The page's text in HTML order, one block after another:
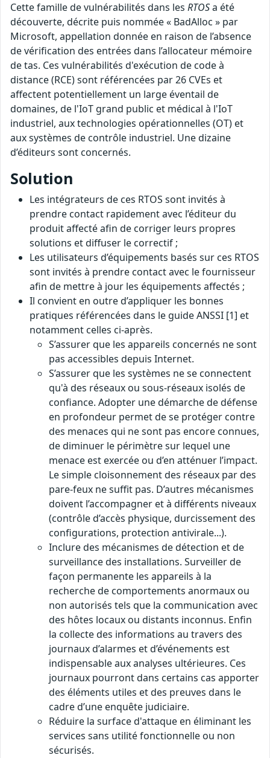
Cette famille de vulnérabilités dans les RTOSa été
découverte, décrite puis nommée « BadAlloc » par
Microsoft, appellation donnée en raison de l’absence
de vérification des entrées dans l’allocateur mémoire
de tas. Ces vulnérabilités d'exécution de code à
distance (RCE) sont référencées par 26 CVEs et
affectent potentiellement un large éventail de
domaines, de l'IoT grand public et médical à l'IoT
industriel, aux technologies opérationnelles (OT) et
aux systèmes de contrôle industriel. Une dizaine
d’éditeurs sont concernés.
Solution
Les intégrateurs de ces RTOS sont invités à
prendre contact rapidement avec l’éditeur du
produit affecté afin de corriger leurs propres
solutions et diffuser le correctif ;
Les utilisateurs d’équipements basés sur ces RTOS
sont invités à prendre contact avec le fournisseur
afin de mettre à jour les équipements affectés ;
Il convient en outre d’appliquer les bonnes
pratiques référencées dans le guide ANSSI [1] et
notamment celles ci-après.
S’assurer que les appareils concernés ne sont
pas accessibles depuis Internet.
S’assurer que les systèmes ne se connectent
qu'à des réseaux ou sous-réseaux isolés de
confiance. Adopter une démarche de défense
en profondeur permet de se protéger contre
des menaces qui ne sont pas encore connues,
de diminuer le périmètre sur lequel une
menace est exercée ou d’en atténuer l’impact.
Le simple cloisonnement des réseaux par des
pare-feux ne suffit pas. D’autres mécanismes
doivent l’accompagner et à différents niveaux
(contrôle d’accès physique, durcissement des
configurations, protection antivirale...).
Inclure des mécanismes de détection et de
surveillance des installations. Surveiller de
façon permanente les appareils à la
recherche de comportements anormaux ou
non autorisés tels que la communication avec
des hôtes locaux ou distants inconnus. Enfin
la collecte des informations au travers des
journaux d’alarmes et d’événements est
indispensable aux analyses ultérieures. Ces
journaux pourront dans certains cas apporter
des éléments utiles et des preuves dans le
cadre d’une enquête judiciaire.
Réduire la surface d'attaque en éliminant les
services sans utilité fonctionnelle ou non
sécurisés.